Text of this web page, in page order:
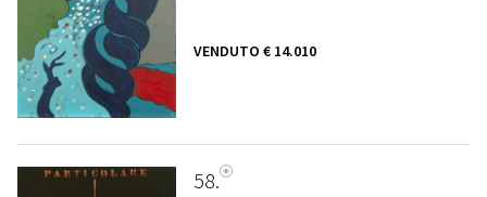
VENDUTO € 14.010
58